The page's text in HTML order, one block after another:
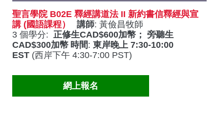
聖言學院 B02E 釋經講道法 II 新約書信釋經與宣
講 (國語課程）
講師: 黃儉昌牧師
3 個學分: 正修生CAD$600加幣； 旁聽生
CAD$300加幣 時間: 東岸晚上 7:30-10:00
EST (西岸下午 4:30-7:00 PST)
網上報名